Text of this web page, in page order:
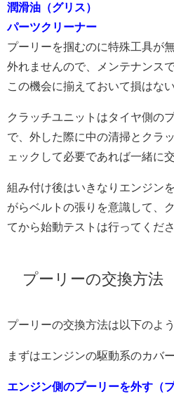
潤滑油（グリス）
パーツクリーナー
プーリーを掴むのに特殊工具が
外れませんので、メンテナンス
この機会に揃えておいて損はな
クラッチユニットはタイヤ側の
で、外した際に中の清掃とクラ
ェックして必要であれば一緒に
組み付け後はいきなりエンジン
がらベルトの張りを意識して、
てから始動テストは行ってくださ
プーリーの交換方法
プーリーの交換方法は以下のよ
まずはエンジンの駆動系のカバ
エンジン側のプーリーを外す（